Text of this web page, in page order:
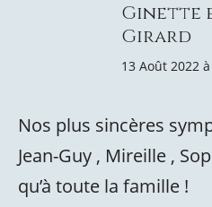
Ginette
Girard
13 Août 2022
Nos plus sincères
Jean-Guy , Mireille ,
qu’à toute la famille !